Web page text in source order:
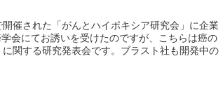
催された「がんとハイポキシア研究会」に企業
会にてお誘いを受けたのですが、こちらは癌の
関する研究発表会です。ブラスト社も開発中の